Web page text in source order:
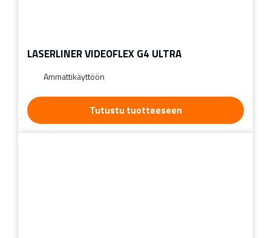
LASERLINER VIDEOFLEX G4 ULTRA
Ammattikäyttöön
Tutustu tuotteeseen